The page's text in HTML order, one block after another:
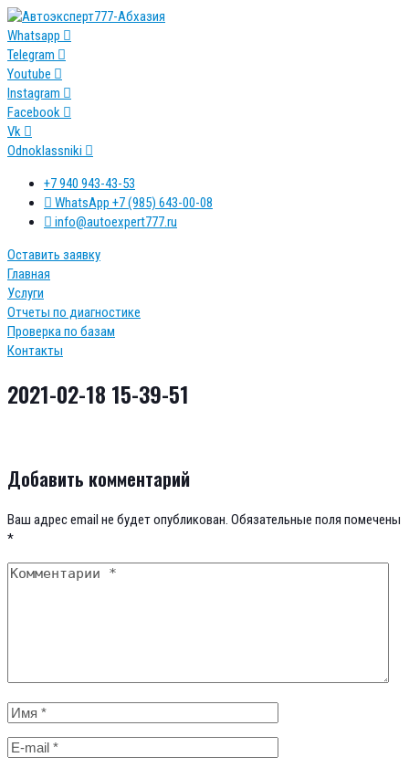
Перейти
к
контенту
Whatsapp
Telegram
Youtube
Instagram
Facebook
Vk
Odnoklassniki
+7 940 943-43-53
WhatsApp +7 (985) 643-00-08
info@autoexpert777.ru
Оставить заявку
Главная
Услуги
Отчеты по диагностике
Проверка по базам
Контакты
2021-02-18 15-39-51
Добавить комментарий
Ваш адрес email не будет опубликован. Обязательные поля помечены
*
ОСТАВЬТЕ ЗАЯВКУ
и мы перезвоним вам